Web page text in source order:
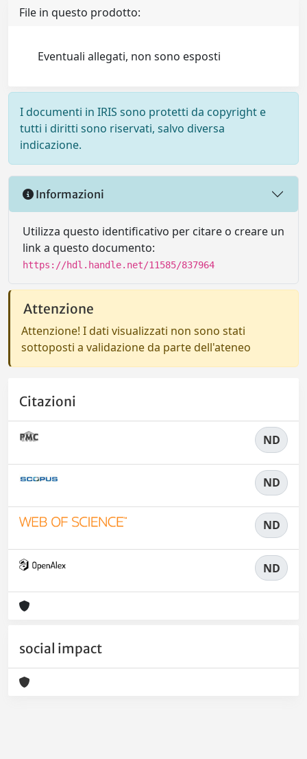
File in questo prodotto:
Eventuali allegati, non sono esposti
I documenti in IRIS sono protetti da copyright e
tutti i diritti sono riservati, salvo diversa
indicazione.
Informazioni
Utilizza questo identificativo per citare o creare un
link a questo documento:
https://hdl.handle.net/11585/837964
Attenzione
Attenzione! I dati visualizzati non sono stati
sottoposti a validazione da parte dell'ateneo
Citazioni
ND
ND
ND
ND
social impact